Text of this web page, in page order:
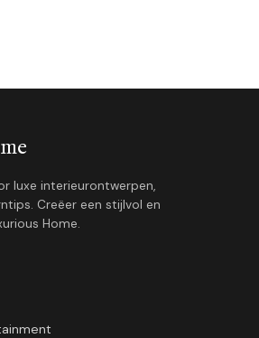
luxe interieurontwerpen,
Creëer een stijlvol en
Home.